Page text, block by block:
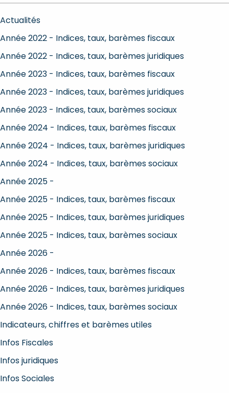
Actualités
Année 2022 - Indices, taux, barèmes fiscaux
Année 2022 - Indices, taux, barèmes juridiques
Année 2023 - Indices, taux, barèmes fiscaux
Année 2023 - Indices, taux, barèmes juridiques
Année 2023 - Indices, taux, barèmes sociaux
Année 2024 - Indices, taux, barèmes fiscaux
Année 2024 - Indices, taux, barèmes juridiques
Année 2024 - Indices, taux, barèmes sociaux
Année 2025 -
Année 2025 - Indices, taux, barèmes fiscaux
Année 2025 - Indices, taux, barèmes juridiques
Année 2025 - Indices, taux, barèmes sociaux
Année 2026 -
Année 2026 - Indices, taux, barèmes fiscaux
Année 2026 - Indices, taux, barèmes juridiques
Année 2026 - Indices, taux, barèmes sociaux
Indicateurs, chiffres et barèmes utiles
Infos Fiscales
Infos juridiques
Infos Sociales